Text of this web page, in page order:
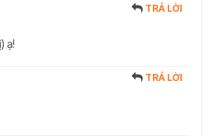
TRẢ LỜI
ạ!
TRẢ LỜI